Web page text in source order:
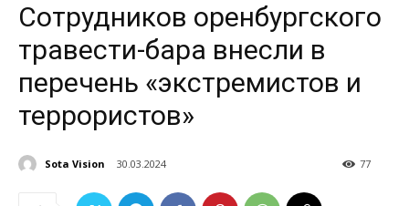
Сотрудников оренбургского
травести-бара внесли в
перечень «экстремистов и
террористов»
Sota Vision 30.03.2024 77